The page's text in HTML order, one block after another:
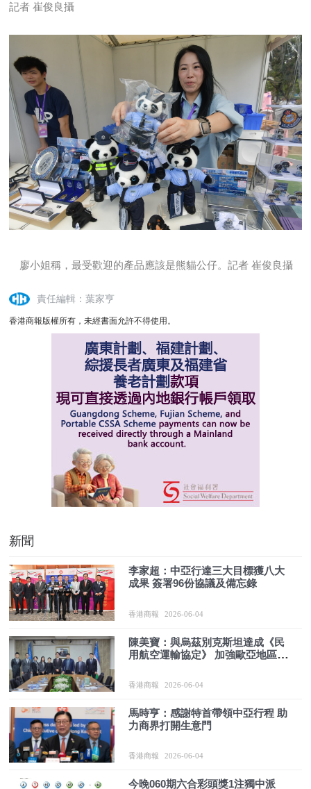
記者 崔俊良攝
廖小姐稱，最受歡迎的產品應該是熊貓公仔。記者 崔俊良攝
責任編輯：葉家亨
香港商報版權所有，未經書面允許不得使用。
新聞
李家超：中亞行達三大目標獲八大
成果 簽署96份協議及備忘錄
香港商報 2026-06-04
陳美寶：與烏茲別克斯坦達成《民
用航空運輸協定》 加強歐亞地區互
香港商報 2026-06-04
馬時亨：感謝特首帶領中亞行程 助
力商界打開生意門
香港商報 2026-06-04
今晚060期六合彩頭獎1注獨中派